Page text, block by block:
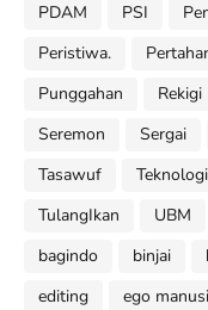
PDAM
PSI
Peristiwa.
Punggahan
Rekigi
Seremon
Sergai
Tasawuf
TulangIkan
UBM
bagindo
binjai
editing
ego